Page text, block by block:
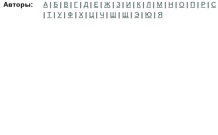
Авторы: А | Б | В | Г | Д | Е | Ж | З | И | К | Л | М | Н | О | П | Р | С
| Т | У | Ф | Х | Ц | Ч | Ш | Щ | Э | Ю | Я